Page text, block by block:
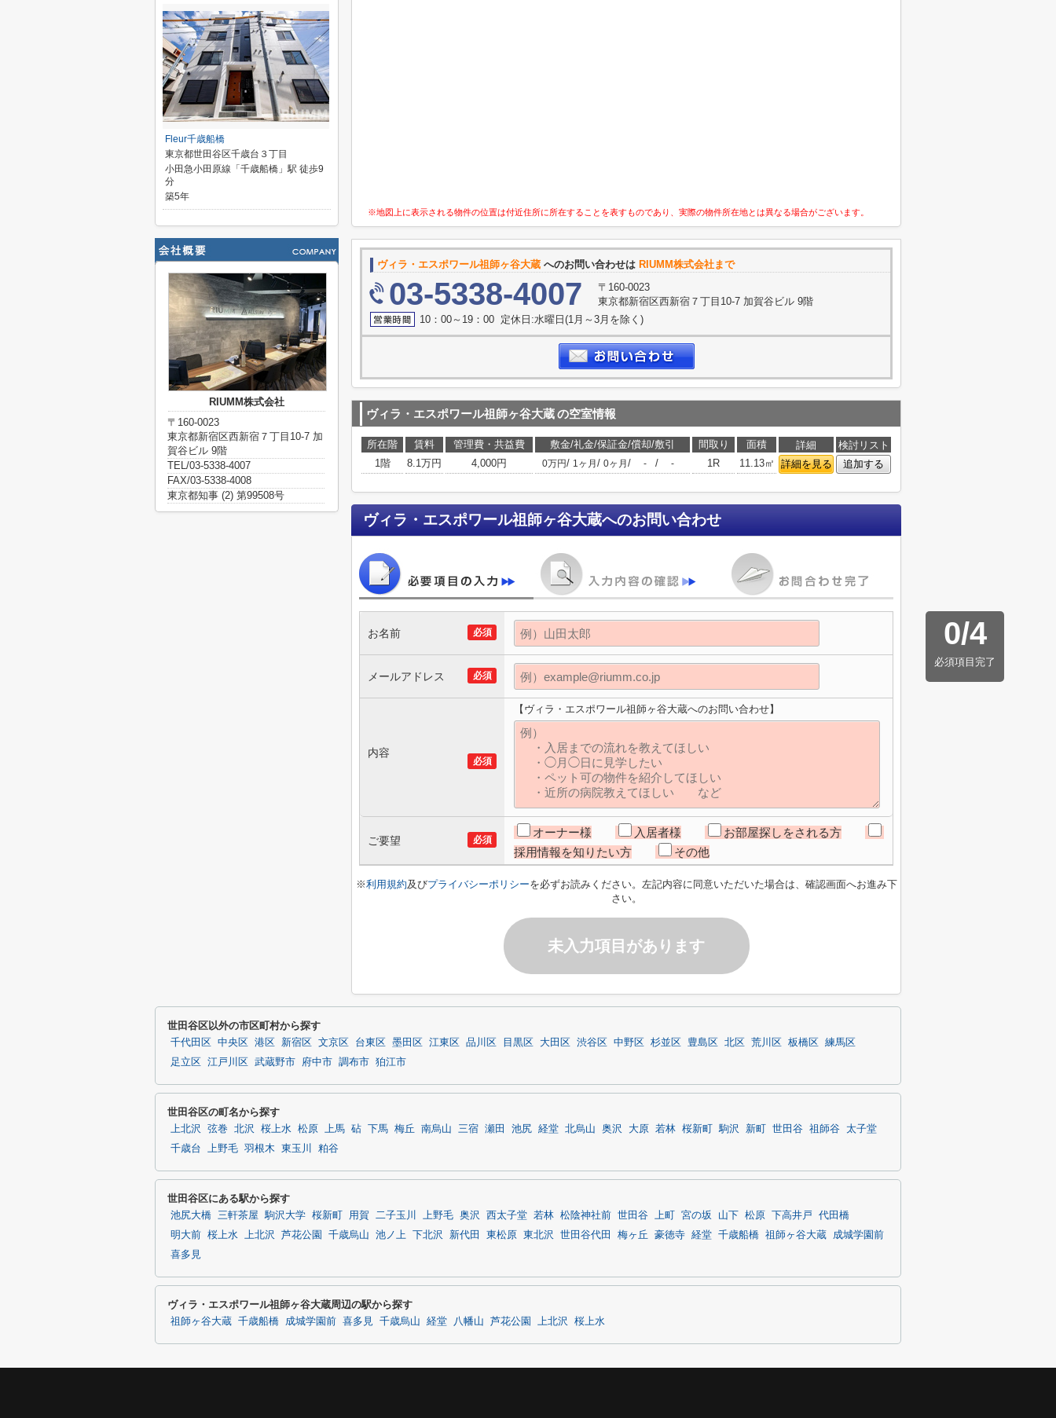
※地図上に表示される物件の位置は付近住所に所在することを表すものであり、実際の物件所在地とは異なる場合がございます。
ヴィラ・エスポワール祖師ヶ谷大蔵 へのお問い合わせは RIUMM株式会社まで
03-5338-4007
〒160-0023
東京都新宿区西新宿７丁目10-7 加賀谷ビル 9階
10：00～19：00 定休日:水曜日(1月～3月を除く)
ヴィラ・エスポワール祖師ヶ谷大蔵の空室情報
所在階 賃料 管理費・共益費 敷金/礼金/保証金/償却/敷引 間取り 面積 詳細
検討リスト
1階
8.1万円 4,000円 0万円/ 1ヶ月 / 0ヶ月 / - / - 1R 11.13㎡ 詳細を見る 追加する
ヴィラ・エスポワール祖師ヶ谷大蔵へのお問い合わせ
0/4
必須項目完了
必須
お名前
必須
メールアドレス
必須
内容
【ヴィラ・エスポワール祖師ヶ谷大蔵へのお問い合わせ】
必須
ご要望
オーナー様 入居者様
お部屋探しをされる方
採用情報を知りたい方
その他
※利用規約及びプライバシーポリシーを必ずお読みください。左記内容に同意いただいた場合は、確認画面へお進み下
さい。
未入力項目があります
Fleur千歳船橋
東京都世田谷区千歳台３丁目
小田急小田原線「千歳船橋」駅 徒歩9
分
築5年
RIUMM株式会社
〒160-0023
東京都新宿区西新宿７丁目10-7 加
賀谷ビル 9階
TEL/03-5338-4007
FAX/03-5338-4008
東京都知事 (2) 第99508号
世田谷区以外の市区町村から探す
千代田区 中央区 港区 新宿区 文京区 台東区 墨田区 江東区 品川区 目黒区 大田区 渋谷区 中野区 杉並区 豊島区 北区 荒川区 板橋区
練馬区
足立区
江戸川区 武蔵野市 府中市 調布市 狛江市
世田谷区の町名から探す
上北沢 弦巻 北沢 桜上水 松原 上馬 砧 下馬 梅丘 南烏山 三宿 瀬田 池尻 経堂 北烏山 奥沢 大原 若林 桜新町 駒沢 新町 世田谷 祖師谷 太子堂
千歳台
上野毛 羽根木 東玉川 粕谷
世田谷区にある駅から探す
池尻大橋 三軒茶屋 駒沢大学 桜新町 用賀 二子玉川 上野毛 奥沢 西太子堂 若林 松陰神社前 世田谷 上町 宮の坂 山下 松原 下高井戸
代田橋
明大前 桜上水 上北沢 芦花公園 千歳烏山 池ノ上 下北沢 新代田 東松原 東北沢 世田谷代田 梅ヶ丘 豪徳寺 経堂 千歳船橋 祖師ヶ谷大蔵
成城学園前
喜多見
ヴィラ・エスポワール祖師ヶ谷大蔵周辺の駅から探す
祖師ヶ谷大蔵 千歳船橋 成城学園前 喜多見 千歳烏山 経堂 八幡山 芦花公園 上北沢 桜上水